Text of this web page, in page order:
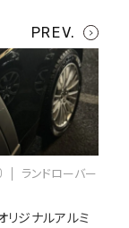
ランドローバー
リジナルアルミ